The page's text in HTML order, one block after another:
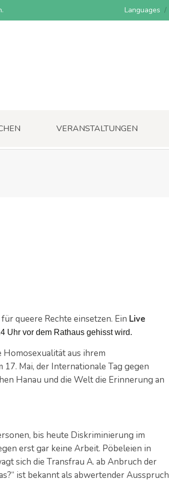
Languages
VERANSTALTUNGEN
queere Rechte einsetzen. Ein Live
Uhr vor dem Rathaus gehisst wird.
aus ihrem
Mai, der Internationale Tag gegen
Hanau und die Welt die Erinnerung an
bis heute Diskriminierung im
erst gar keine Arbeit. Pöbeleien in
sich die Transfrau A. ab Anbruch der
ist bekannt als abwertender Ausspruch